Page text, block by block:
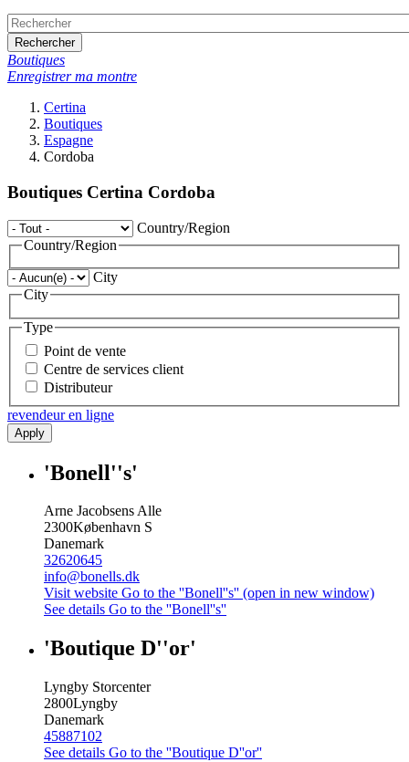
Rechercher
Boutiques
Enregistrer ma montre
Certina
Boutiques
Espagne
Cordoba
Boutiques Certina Cordoba
Country/Region
Country/Region
City
City
Type
Point de vente
Centre de services client
Distributeur
revendeur en ligne
Apply
'Bonell''s'
Arne Jacobsens Alle
2300København S
Danemark
32620645
info@bonells.dk
Visit website Go to the ''Bonell''s'' (open in new window)
See details Go to the ''Bonell''s''
'Boutique D''or'
Lyngby Storcenter
2800Lyngby
Danemark
45887102
See details Go to the ''Boutique D''or''